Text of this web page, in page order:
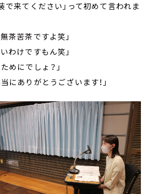
で来てください」って初めて言われま
茶苦茶ですよ笑」
わけですもん笑」
めにでしょ？」
にありがとうございます！」